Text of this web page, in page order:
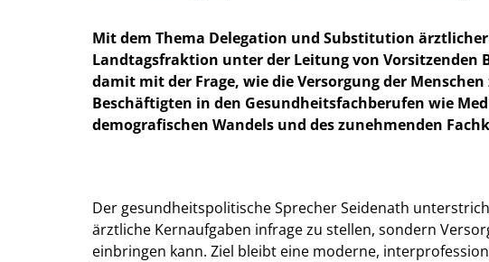
Mit dem Thema Delegation und Substitution
Landtagsfraktion unter der Leitung von Vorsitzenden
damit mit der Frage, wie die Versorgung der
Beschäftigten in den Gesundheitsfachberufen wie
demografischen Wandels und des zunehmenden
Der gesundheitspolitische Sprecher Seidenath
ärztliche Kernaufgaben infrage zu stellen, sondern
einbringen kann. Ziel bleibt eine moderne,